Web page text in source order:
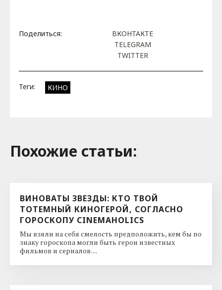
Поделиться:
ВКОНТАКТЕ
TELEGRAM
TWITTER
Теги: КИНО
Похожие cтатьи:
ВИНОВАТЫ ЗВЕЗДЫ: КТО ТВОЙ
ТОТЕМНЫЙ КИНОГЕРОЙ, СОГЛАСНО
ГОРОСКОПУ CINEMAHOLICS
Мы взяли на себя смелость предположить, кем бы по
знаку гороскопа могли быть герои известных
фильмов и сериалов. ...